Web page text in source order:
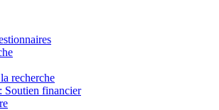
recherche
Soutien financier